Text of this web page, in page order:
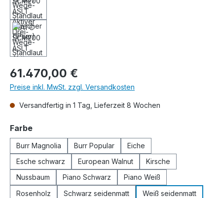
Regulärer Preis:
61.470,00 €
Preise inkl. MwSt. zzgl. Versandkosten
Versandfertig in 1 Tag, Lieferzeit 8 Wochen
Farbeauswählen
Burr Magnolia Burr Popular
Eiche
Esche schwarz
European Walnut
Kirsche
Nussbaum
Piano Schwarz
Piano Weiß
Rosenholz
Schwarz seidenmatt Weiß seidenmatt